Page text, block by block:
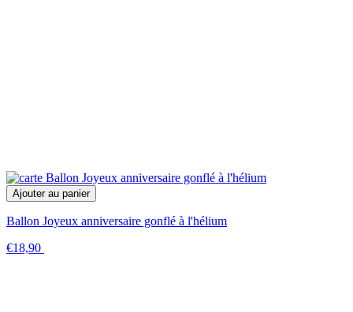
Ajouter au panier
Ballon Joyeux anniversaire gonflé à l'hélium
€18,90